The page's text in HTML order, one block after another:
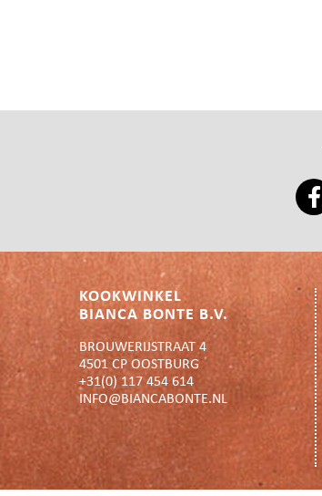
KOOKWINKEL
BIANCA BONTE B.V.
BROUWERIJSTRAAT 4
4501 CP OOSTBURG
+31(0) 117 454 614
INFO@BIANCABONTE.NL